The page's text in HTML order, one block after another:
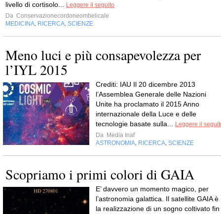
livello di cortisolo...
Leggere il seguito
Da Conservazionecordoneombelicale
MEDICINA RICERCA SCIENZE
Meno luci e più consapevolezza per
l’IYL 2015
Crediti: IAU Il 20 dicembre 2013
l’Assemblea Generale delle Nazioni
Unite ha proclamato il 2015 Anno
internazionale della Luce e delle
tecnologie basate sulla...
Leggere il
Da Media Inaf
ASTRONOMIA RICERCA SCIENZE
Scopriamo i primi colori di GAIA
E’ davvero un momento magico, per
l’astronomia galattica. Il satellite GAIA è
la realizzazione di un sogno coltivato fin